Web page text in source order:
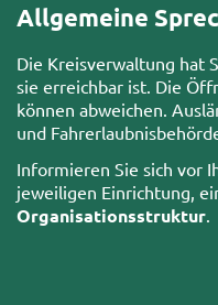
Allgemeine
Die Kreisverwaltung hat
sie erreichbar ist. Die
können abweichen.
und
Informieren Sie sich vor
jeweiligen Einrichtung,
Organisationsstruktur